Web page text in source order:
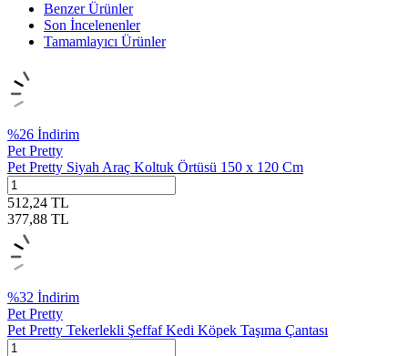
Benzer Ürünler
Son İncelenenler
Tamamlayıcı Ürünler
%26 İndirim
Pet Pretty
Pet Pretty Siyah Araç Koltuk Örtüsü 150 x 120 Cm
512,24 TL
377,88 TL
%32 İndirim
Pet Pretty
Pet Pretty Tekerlekli Şeffaf Kedi Köpek Taşıma Çantası